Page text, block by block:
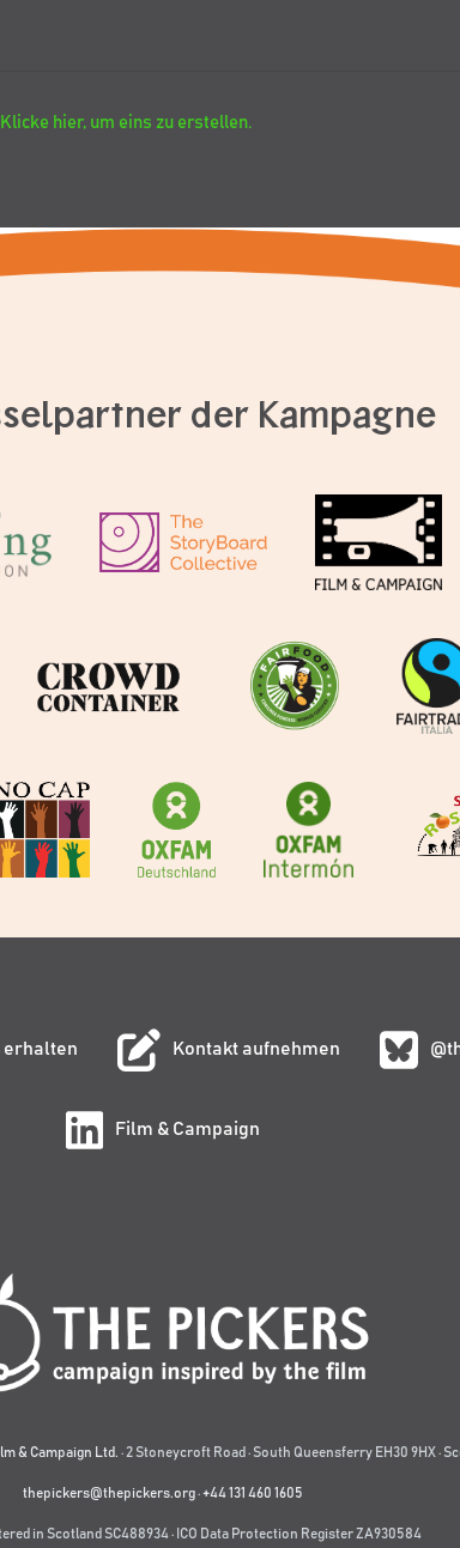
hier, um eins zu erstellen.
der Kampagne
erhalten Kontakt aufnehmen
Film & Campaign
& Campaign Ltd. · 2 Stoneycroft Road · South Queensferry EH30 9HX ·
thepickers@thepickers.org·+44 131 460 1605
in Scotland SC488934 · ICO Data Protection Register ZA930584